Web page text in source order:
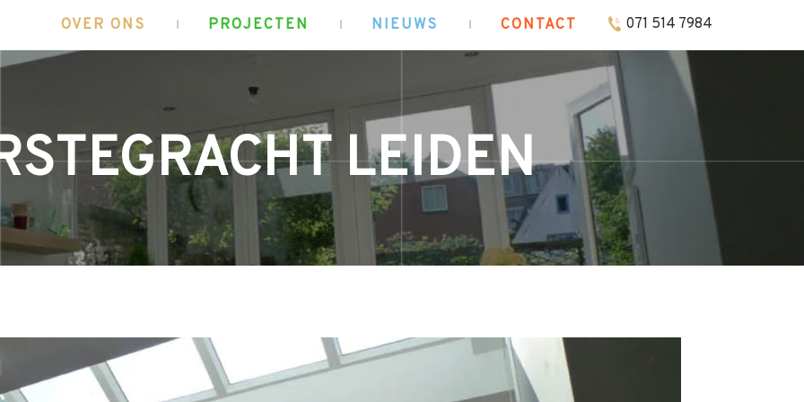
OVER ONS PROJECTEN NIEUWS CONTACT 071 514 7984
LEIDEN